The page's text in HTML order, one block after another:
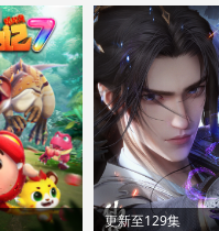
更新至129集